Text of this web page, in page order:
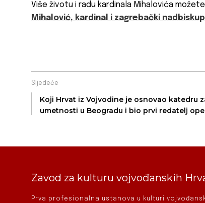
Više životu i radu kardinala Mihalovića
Mihalović, kardinal i zagrebački
Sljedeće
Koji Hrvat iz Vojvodine je osnovao katedru
umetnosti u Beogradu i bio prvi redatelj
Zavod za kulturu vojvođanskih
Prva profesionalna ustanova u kulturi